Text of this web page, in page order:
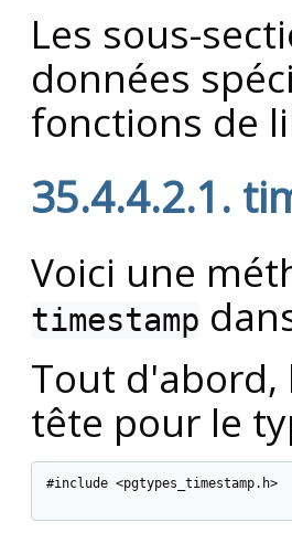
Les sous-
données
fonctions de
35.4.4.2.1.
Voici une
timestamp
Tout
tête pour le
#include <pgtypes_timestamp.h>